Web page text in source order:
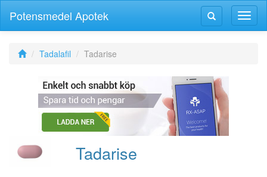
Växla
Växla
navigering
Potensmedel Apotek
Tadalafil Tadarise
Tadarise